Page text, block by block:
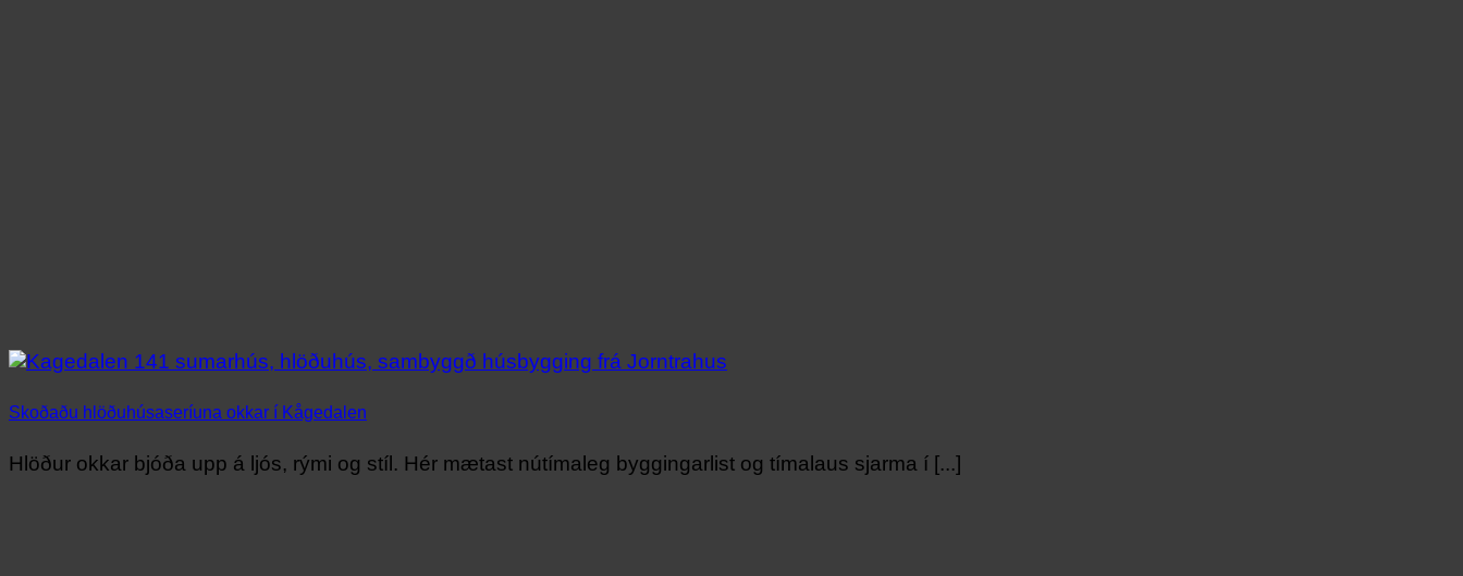
Skoðaðu hlöðuhúsaseríuna okkar í Kågedalen
Hlöður okkar bjóða upp á ljós, rými og stíl. Hér mætast nútímaleg byggingarlist og tímalaus sjarma í [...]